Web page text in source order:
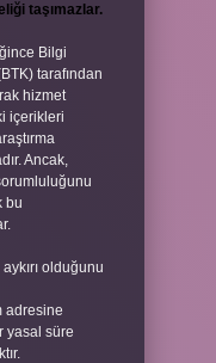
taşımazlar.
Bilgi
tarafından
hizmet
içerikleri
Ancak,
bu
olduğunu
adresine
yasal süre